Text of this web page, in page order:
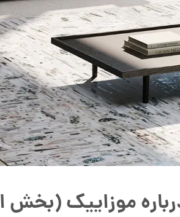
موزاییک (بخش